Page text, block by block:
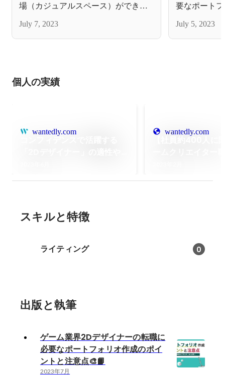
場（カジュアルスペース）ができま
July 7, 2023
要なポート
July 5, 2023
個人の実績
wantedly.com wantedly.com
スキルと特徴
ライティング 0
出版と執筆
ゲーム業界2Dデザイナーの転職に
必要なポートフォリオ作成のポイ
ントと注意点🎨📙
2023年7月